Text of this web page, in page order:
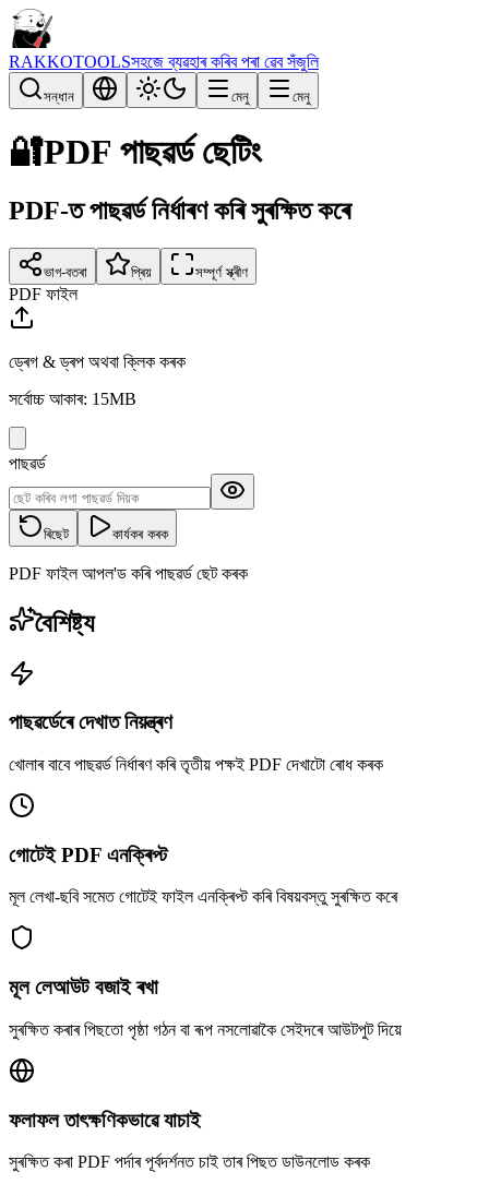
RAKKOTOOLSসহজে ব্যৱহাৰ কৰিব পৰা ৱেব সঁজুলি
সন্ধান মেনু মেনু
🔐PDF পাছৱৰ্ড ছেটিং
PDF-ত পাছৱৰ্ড নিৰ্ধাৰণ কৰি সুৰক্ষিত কৰে
ভাগ-বতৰা প্ৰিয় সম্পূৰ্ণ স্ক্ৰীণ
PDF ফাইল
ড্ৰেগ & ড্ৰপ অথবা ক্লিক কৰক
সৰ্বোচ্চ আকাৰ: 15MB
পাছৱৰ্ড
ৰিছেট কাৰ্যকৰ কৰক
PDF ফাইল আপল'ড কৰি পাছৱৰ্ড ছেট কৰক
বৈশিষ্ট্য
পাছৱৰ্ডেৰে দেখাত নিয়ন্ত্ৰণ
খোলাৰ বাবে পাছৱৰ্ড নিৰ্ধাৰণ কৰি তৃতীয় পক্ষই PDF দেখাটো ৰোধ কৰক
গোটেই PDF এনক্ৰিপ্ট
মূল লেখা-ছবি সমেত গোটেই ফাইল এনক্ৰিপ্ট কৰি বিষয়বস্তু সুৰক্ষিত কৰে
মূল লেআউট বজাই ৰখা
সুৰক্ষিত কৰাৰ পিছতো পৃষ্ঠা গঠন বা ৰূপ নসলোৱাকৈ সেইদৰে আউটপুট দিয়ে
ফলাফল তাৎক্ষণিকভাৱে যাচাই
সুৰক্ষিত কৰা PDF পৰ্দাৰ পূৰ্বদৰ্শনত চাই তাৰ পিছত ডাউনলোড কৰক